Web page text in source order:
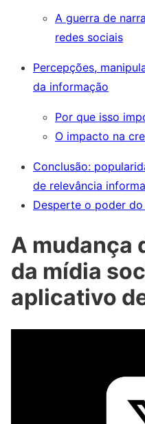
A guerra de
redes sociais
Percepções,
da informação
Por que isso
O impacto na
Conclusão:
de relevância
Desperte o poder
A mudança
da mídia
aplicativo